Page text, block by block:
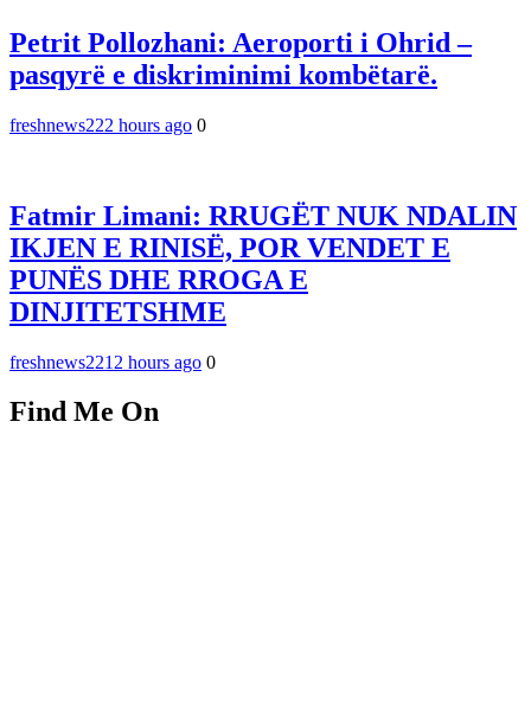
Petrit Pollozhani: Aeroporti i Ohrid –
pasqyrë e diskriminimi kombëtarë.
freshnews222 hours ago 0
Fatmir Limani: RRUGËT NUK NDALIN
IKJEN E RINISË, POR VENDET E
PUNËS DHE RROGA E
DINJITETSHME
freshnews2212 hours ago 0
Find Me On